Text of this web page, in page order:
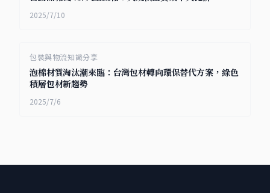
2025/7/10
包裝與物流知識分享
泡棉材質淘汰潮來臨：台灣包材轉向環保替代方案，綠色
積層包材新趨勢
2025/7/6